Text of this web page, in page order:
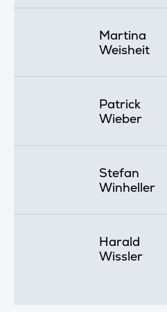
Martina
Weisheit
Patrick
Wieber
Stefan
Winheller
Harald
Wissler